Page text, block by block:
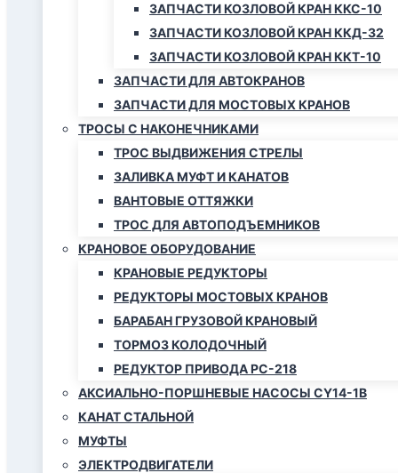
ЗАПЧАСТИ КОЗЛОВОЙ КРАН ККС-10
ЗАПЧАСТИ КОЗЛОВОЙ КРАН ККД-32
ЗАПЧАСТИ КОЗЛОВОЙ КРАН ККТ-10
ЗАПЧАСТИ ДЛЯ АВТОКРАНОВ
ЗАПЧАСТИ ДЛЯ МОСТОВЫХ КРАНОВ
ТРОСЫ С НАКОНЕЧНИКАМИ
ТРОС ВЫДВИЖЕНИЯ СТРЕЛЫ
ЗАЛИВКА МУФТ И КАНАТОВ
ВАНТОВЫЕ ОТТЯЖКИ
ТРОС ДЛЯ АВТОПОДЪЕМНИКОВ
КРАНОВОЕ ОБОРУДОВАНИЕ
КРАНОВЫЕ РЕДУКТОРЫ
РЕДУКТОРЫ МОСТОВЫХ КРАНОВ
БАРАБАН ГРУЗОВОЙ КРАНОВЫЙ
ТОРМОЗ КОЛОДОЧНЫЙ
РЕДУКТОР ПРИВОДА РС-218
АКСИАЛЬНО-ПОРШНЕВЫЕ НАСОСЫ CY14-1B
КАНАТ СТАЛЬНОЙ
МУФТЫ
ЭЛЕКТРОДВИГАТЕЛИ